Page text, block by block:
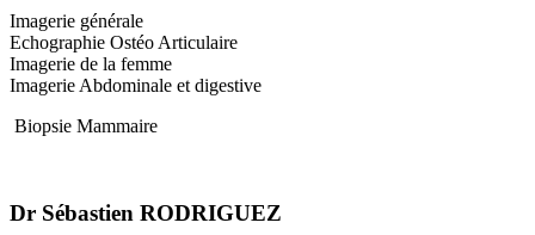
Imagerie générale
Echographie Ostéo Articulaire
Imagerie de la femme
Imagerie Abdominale et digestive
Biopsie Mammaire
Dr Sébastien RODRIGUEZ